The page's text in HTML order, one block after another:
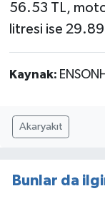
56.53 TL,
litresi ise
Kaynak:
Akaryakıt
Bunlar da